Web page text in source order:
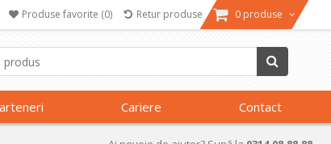
Produse favorite (0) Retur produse 0 produse
Cariere Contact